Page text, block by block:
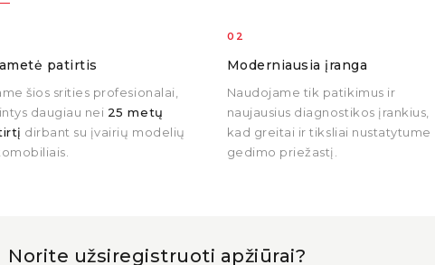
patirtis
šios srities profesionalai,
daugiau nei 25 metų
dirbant su įvairių modelių
02
Moderniausia įranga
Naudojame tik patikimus ir
naujausius diagnostikos įrankius,
kad greitai ir tiksliai nustatytume
gedimo priežastį.
Norite užsiregistruoti apžiūrai?